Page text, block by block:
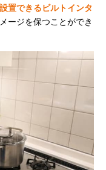
置できるビルトインタ
ージを保つことができ